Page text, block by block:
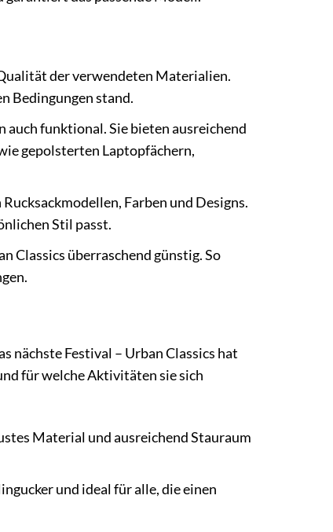
der verwendeten Materialien.
Bedingungen stand.
auch funktional. Sie bieten ausreichend
gepolsterten Laptopfächern,
Farben und Designs.
Stil passt.
Classics überraschend günstig. So
nächste Festival – Urban Classics hat
für welche Aktivitäten sie sich
Material und ausreichend Stauraum
und ideal für alle, die einen